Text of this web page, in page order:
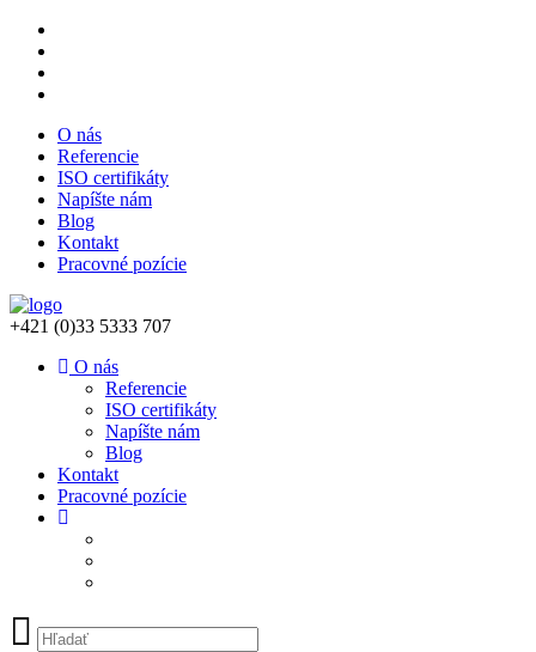
O nás
Referencie
ISO certifikáty
Napíšte nám
Blog
Kontakt
Pracovné pozície
+421 (0)33 5333 707
O nás
Referencie
ISO certifikáty
Napíšte nám
Blog
Kontakt
Pracovné pozície